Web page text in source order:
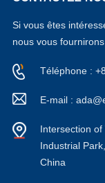
Si vous êtes
nous vous
Téléphone :
E-mail :
Intersection
Industrial
China